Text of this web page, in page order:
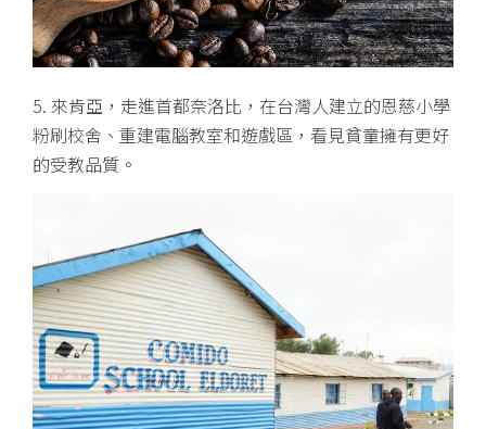
5. 來肯亞，走進首都奈洛比，在台灣人建立的恩慈小學
粉刷校舍、重建電腦教室和遊戲區，看見貧童擁有更好
的受教品質。